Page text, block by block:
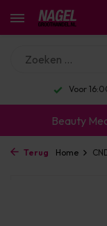
Beauty
Terug Home